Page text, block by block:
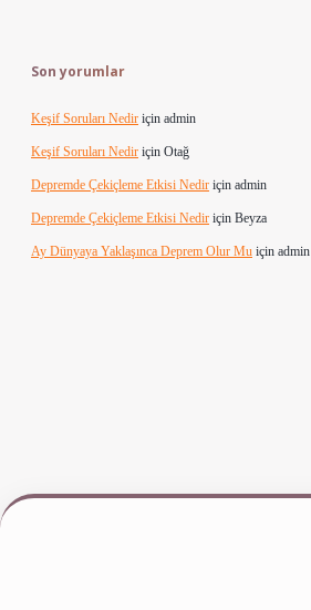
Son yorumlar
Keşif Soruları Nedir için admin
Keşif Soruları Nedir için Otağ
Depremde Çekiçleme Etkisi Nedir için admin
Depremde Çekiçleme Etkisi Nedir için Beyza
Ay Dünyaya Yaklaşınca Deprem Olur Mu için admin
www.betexper.xyz/